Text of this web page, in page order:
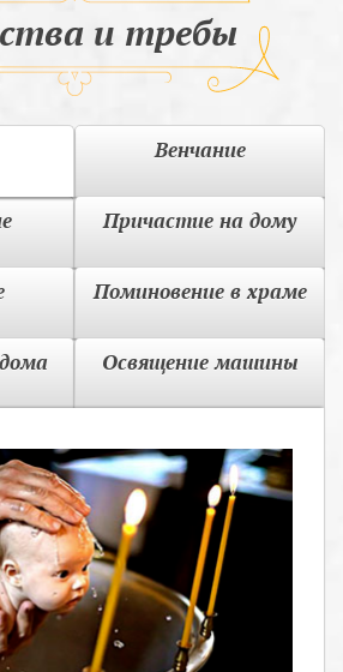
и требы
Венчание
Причастие на дому
Поминовение в храме
Освящение машины